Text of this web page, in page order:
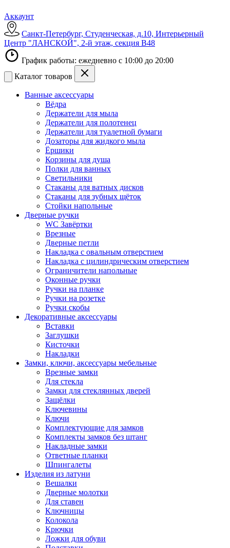
Аккаунт
Санкт-Петербург, Студенческая, д.10, Интерьерный
Центр "ЛАНСКОЙ", 2-й этаж, секция В48
График работы: ежедневно с 10:00 до 20:00
Каталог товаров
Ванные аксессуары
Вёдра
Держатели для мыла
Держатели для полотенец
Держатели для туалетной бумаги
Дозаторы для жидкого мыла
Ёршики
Корзины для душа
Полки для ванных
Светильники
Стаканы для ватных дисков
Стаканы для зубных щёток
Стойки напольные
Дверные ручки
WC Завёртки
Врезные
Дверные петли
Накладка с овальным отверстием
Накладка с цилиндрическим отверстием
Ограничители напольные
Оконные ручки
Ручки на планке
Ручки на розетке
Ручки скобы
Декоративные аксессуары
Вставки
Заглушки
Кисточки
Накладки
Замки, ключи, аксессуары мебельные
Врезные замки
Для стекла
Замки для стеклянных дверей
Защёлки
Ключевины
Ключи
Комплектующие для замков
Комплекты замков без штанг
Накладные замки
Ответные планки
Шпингалеты
Изделия из латуни
Вешалки
Дверные молотки
Для ставен
Ключницы
Колокола
Крючки
Ложки для обуви